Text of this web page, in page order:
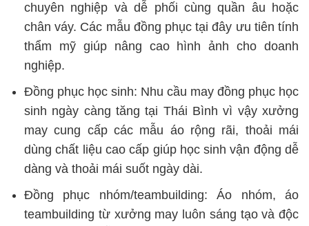
chuyên nghiệp và dễ phối cùng quần âu hoặc
chân váy. Các mẫu đồng phục tại đây ưu tiên tính
thẩm mỹ giúp nâng cao hình ảnh cho doanh
nghiệp.
Đồng phục học sinh: Nhu cầu may đồng phục học
sinh ngày càng tăng tại Thái Bình vì vậy xưởng
may cung cấp các mẫu áo rộng rãi, thoải mái
dùng chất liệu cao cấp giúp học sinh vận động dễ
dàng và thoải mái suốt ngày dài.
Đồng phục nhóm/teambuilding: Áo nhóm, áo
teambuilding từ xưởng may luôn sáng tạo và độc